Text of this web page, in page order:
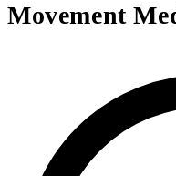
Movement